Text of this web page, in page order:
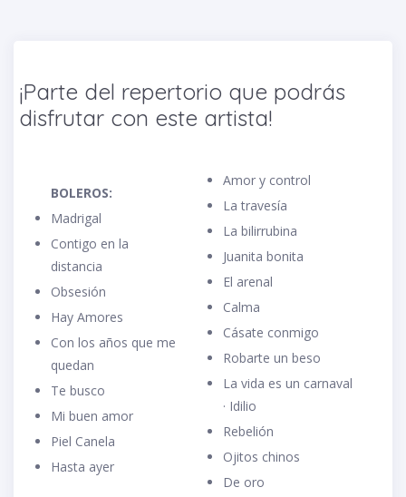
¡Parte del repertorio que podrás
disfrutar con este artista!
BOLEROS:
Madrigal
Contigo en la
distancia
Obsesión
Hay Amores
Con los años que me
quedan
Te busco
Mi buen amor
Piel Canela
Hasta ayer
Amor y control
La travesía
La bilirrubina
Juanita bonita
El arenal
Calma
Cásate conmigo
Robarte un beso
La vida es un carnaval
· Idilio
Rebelión
Ojitos chinos
De oro